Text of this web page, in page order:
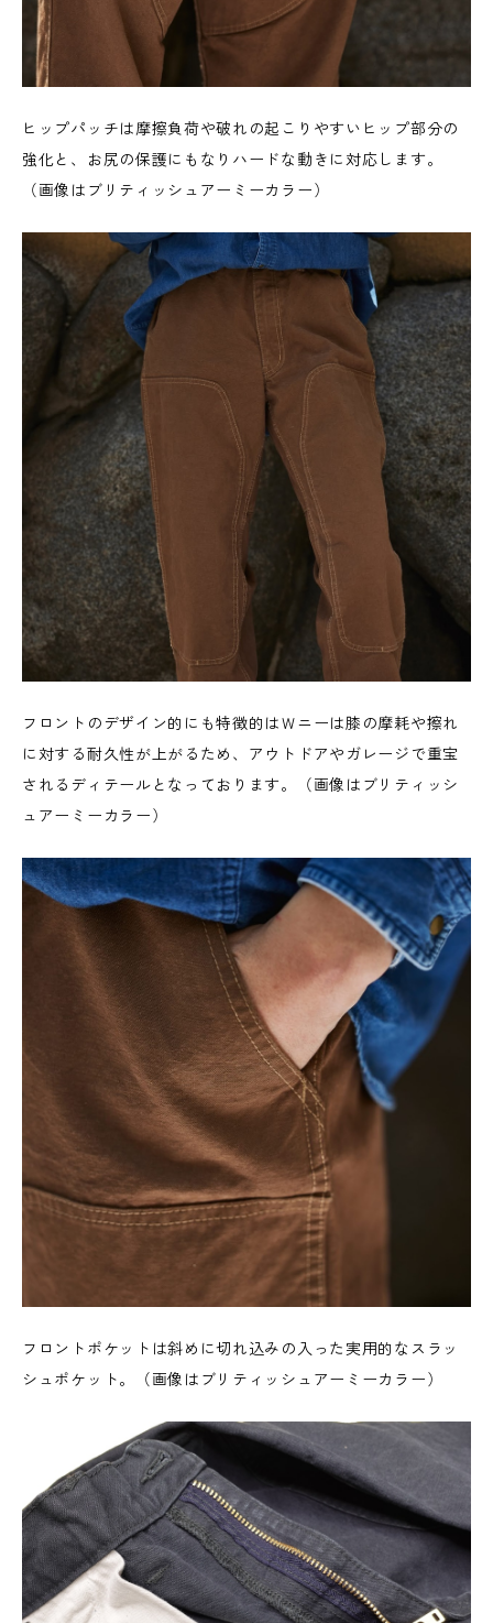
ヒップパッチは摩擦負荷や破れの起こりやすいヒップ部分の
強化と、お尻の保護にもなりハードな動きに対応します。
（画像はブリティッシュアーミーカラー）
フロントのデザイン的にも特徴的はＷニーは膝の摩耗や擦れ
に対する耐久性が上がるため、アウトドアやガレージで重宝
されるディテールとなっております。（画像はブリティッシ
ュアーミーカラー）
フロントポケットは斜めに切れ込みの入った実用的なスラッ
シュポケット。（画像はブリティッシュアーミーカラー）